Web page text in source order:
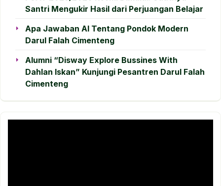
Santri Mengukir Hasil dari Perjuangan Belajar
Apa Jawaban AI Tentang Pondok Modern
Darul Falah Cimenteng
Alumni “Disway Explore Bussines With
Dahlan Iskan” Kunjungi Pesantren Darul Falah
Cimenteng